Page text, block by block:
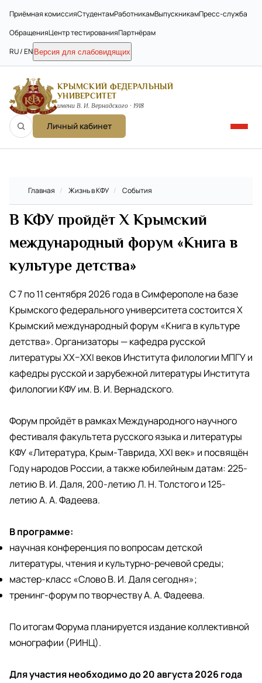
Приёмная комиссияСтудентамРаботникамВыпускникамПресс-служба
ОбращенияЦентр тестированияПартнёрам
RU / EN Версия для слабовидящих
КРЫМСКИЙ ФЕДЕРАЛЬНЫЙ
УНИВЕРСИТЕТ
имени В. И. Вернадского · 1918
Личный кабинет
Главная / Жизнь в КФУ / События
В КФУ пройдёт X Крымский
международный форум «Книга в
культуре детства»
С 7 по 11 сентября 2026 года в Симферополе на базе
Крымского федерального университета состоится X
Крымский международный форум «Книга в культуре
детства». Организаторы — кафедра русской
литературы XX–XXI веков Института филологии МПГУ и
кафедры русской и зарубежной литературы Института
филологии КФУ им. В. И. Вернадского.
Форум пройдёт в рамках Международного научного
фестиваля факультета русского языка и литературы
КФУ «Литература, Крым-Таврида, XXI век» и посвящён
Году народов России, а также юбилейным датам: 225-
летию В. И. Даля, 200-летию Л. Н. Толстого и 125-
летию А. А. Фадеева.
В программе:
научная конференция по вопросам детской
литературы, чтения и культурно-речевой среды;
мастер-класс «Слово В. И. Даля сегодня»;
тренинг-форум по творчеству А. А. Фадеева.
По итогам Форума планируется издание коллективной
монографии (РИНЦ).
Для участия необходимо до 20 августа 2026 года